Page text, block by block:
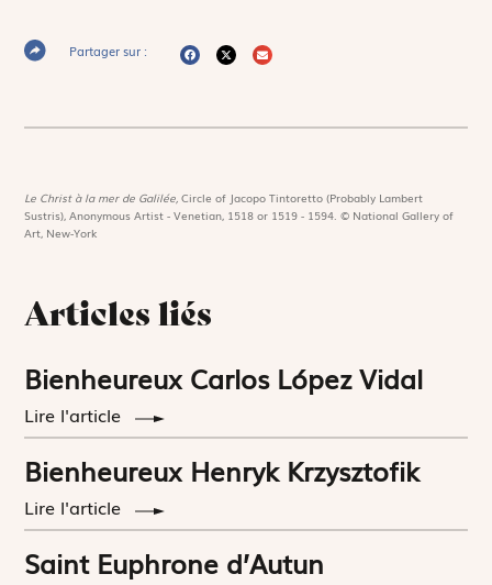
Partager sur :
Le Christ à la mer de Galilée,Circle of Jacopo Tintoretto (Probably Lambert
Sustris), Anonymous Artist - Venetian, 1518 or 1519 - 1594. © National Gallery of
Art, New-York
Articles liés
Bienheureux Carlos López Vidal
Lire l'article
Bienheureux Henryk Krzysztofik
Lire l'article
Saint Euphrone d’Autun